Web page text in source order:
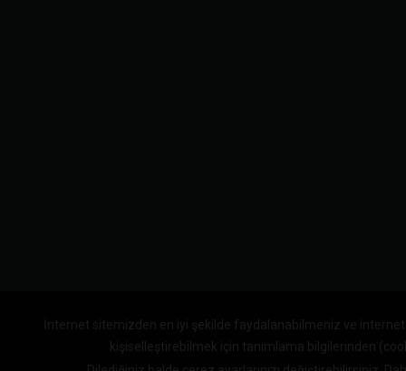
İnternet sitemizden en iyi şekilde faydalanabilmeniz ve
kişiselleştirebilmek için tanımlama bilgilerinden